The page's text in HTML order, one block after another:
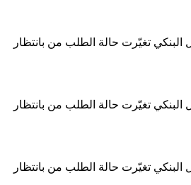
البنكي تغيّرت حالة الطلب من بانتظار
البنكي تغيّرت حالة الطلب من بانتظار
البنكي تغيّرت حالة الطلب من بانتظار